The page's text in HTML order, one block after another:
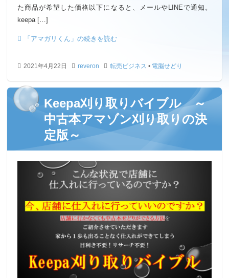
た商品が希望した価格以下になると、メールやLINEで通知。
keepa […]
「アマガリくん」の続きを読む
2021年4月22日 reveron 転売ビジネス • 電脳せどり
Keepa刈り取りバイブル ～
中古本アマゾン刈り取りの決
定版～